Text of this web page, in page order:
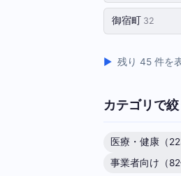
御宿町 32
残り 45 件を
カテゴリで
医療・健康（
事業者向け（82